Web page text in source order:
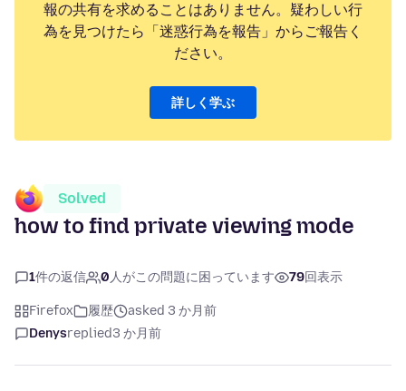
報の共有を求めることはありません。疑わしい行
為を見つけたら「迷惑行為を報告」からご報告く
ださい。
詳しく学ぶ
Solved
how to find private viewing mode
1件の返信 0人がこの問題に困っています 79回表示
Firefox 履歴
asked 3 か月前
Denysreplied3 か月前